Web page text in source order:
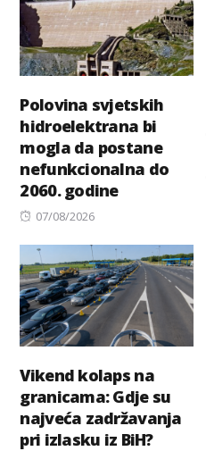
Polovina svjetskih
hidroelektrana bi
mogla da postane
nefunkcionalna do
2060. godine
Posted
07/08/2026
Vikend kolaps na
granicama: Gdje su
najveća zadržavanja
pri izlasku iz BiH?